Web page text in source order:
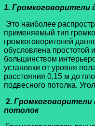
1. Громкоговорители
Это наиболее
применяемый тип
громкоговорителей
обусловлена простотой
большинством
установки от уровня
расстояния 0,15 м до
подвесного потолка.
2. Громкоговорители
потолок